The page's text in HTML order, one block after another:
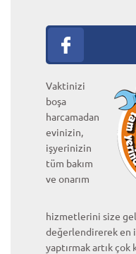
Vaktinizi
boşa
harcamadan
evinizin,
işyerinizin
tüm bakım
ve onarım
hizmetlerini size
değerlendirerek en
yaptırmak artık çok